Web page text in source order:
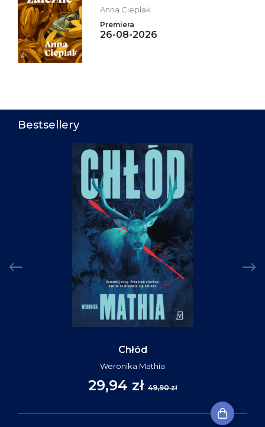
Anna Cieplak
Premiera
26-08-2026
Bestsellery
Chłód
Weronika Mathia
29,94 zł 49,90 zł